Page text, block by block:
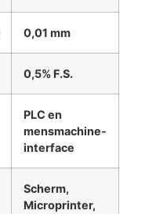
0,01 mm
0,5% F.S.
PLC en
mensmachine-
interface
Scherm,
Microprinter,